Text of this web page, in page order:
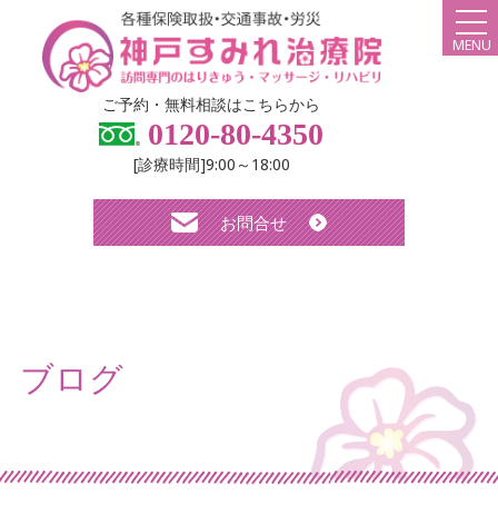
ご予約・無料相談はこちらから
0120-80-4350
[診療時間]9:00～18:00
お問合せ
MENU
弊社について
スタッフ紹介
診療メニュー・料金
求人について
ブログ
ブログ